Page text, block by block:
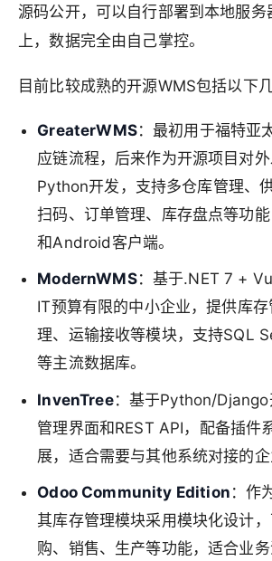
源码公开，可以自行部署到本地服务
上，数据完全由自己掌控。
目前比较成熟的开源WMS包括以下几
GreaterWMS：最初用于福特亚
应链流程，后来作为开源项目对
Python开发，支持多仓库管理、
扫码、订单管理、库存盘点等功
和Android客户端。
ModernWMS：基于.NET 7 +
IT预算有限的中小企业，提供库
理、运输接收等模块，支持SQL
等主流数据库。
InvenTree：基于Python/Django
管理界面和REST API，配备插件
展，适合需要与其他系统对接的企
Odoo Community Edition ：作
其库存管理模块采用模块化设计
购、销售、生产等功能，适合业